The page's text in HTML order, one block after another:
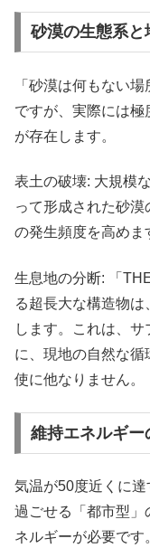
砂漠の生態系と
「砂漠は何もない
ですが、実際には極
が存在します。
表土の破壊: 大規模
って形成された砂漠
の発生頻度を高めま
生息地の分断: 「
る超長大な構造物
します。これは、
に、現地の自然な
使に他なりません。
維持エネルギー
気温が50度近くに
過ごせる「都市型」
ネルギーが必要です